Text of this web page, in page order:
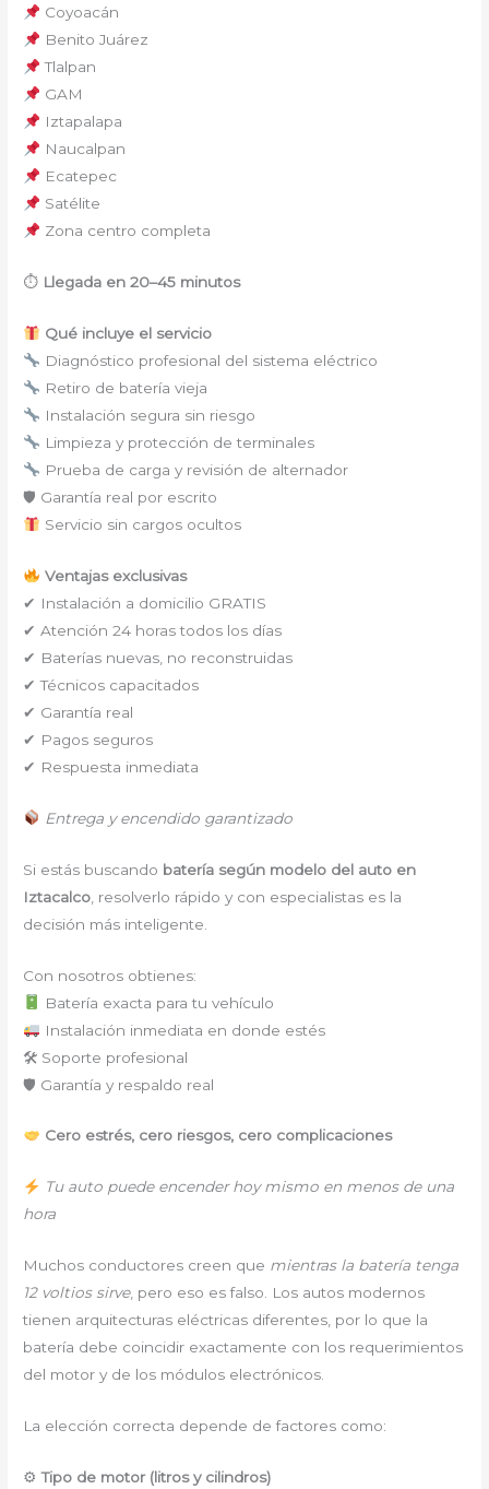
Coyoacán
Benito Juárez
Tlalpan
GAM
Iztapalapa
Naucalpan
Ecatepec
Satélite
Zona centro completa
⏱ Llegada en 20–45 minutos
Qué incluye el servicio
Diagnóstico profesional del sistema eléctrico
Retiro de batería vieja
Instalación segura sin riesgo
Limpieza y protección de terminales
Prueba de carga y revisión de alternador
🛡 Garantía real por escrito
Servicio sin cargos ocultos
Ventajas exclusivas
✔ Instalación a domicilio GRATIS
✔ Atención 24 horas todos los días
✔ Baterías nuevas, no reconstruidas
✔ Técnicos capacitados
✔ Garantía real
✔ Pagos seguros
✔ Respuesta inmediata
Entrega y encendido garantizado
Si estás buscando batería según modelo del auto en
Iztacalco , resolverlo rápido y con especialistas es la
decisión más inteligente.
Con nosotros obtienes:
Batería exacta para tu vehículo
Instalación inmediata en donde estés
🛠 Soporte profesional
🛡 Garantía y respaldo real
Cero estrés, cero riesgos, cero complicaciones
Tu auto puede encender hoy mismo en menos de una
hora
Muchos conductores creen que mientras la batería tenga
12 voltios sirve, pero eso es falso. Los autos modernos
tienen arquitecturas eléctricas diferentes, por lo que la
batería debe coincidir exactamente con los requerimientos
del motor y de los módulos electrónicos.
La elección correcta depende de factores como:
⚙Tipo de motor (litros y cilindros)